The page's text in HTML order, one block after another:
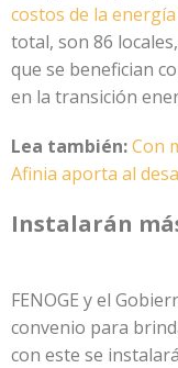
costos de la
total, son 86
que se benefician
en la transición
Lea también:Con
Afinia aporta al
Instalarán
FENOGE y el
convenio para
con este se